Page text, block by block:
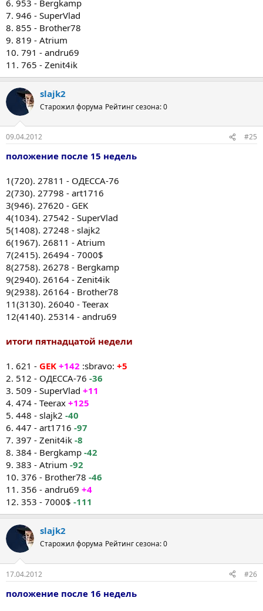
6. 953 - Bergkamp
7. 946 - SuperVlad
8. 855 - Brother78
9. 819 - Atrium
10. 791 - andru69
11. 765 - Zenit4ik
slajk2
Старожил форума Рейтинг сезона: 0
09.04.2012 #25
положение после 15 недель
1(720). 27811 - ОДЕССА-76
2(730). 27798 - art1716
3(946). 27620 - GEK
4(1034). 27542 - SuperVlad
5(1408). 27248 - slajk2
6(1967). 26811 - Atrium
7(2415). 26494 - 7000$
8(2758). 26278 - Bergkamp
9(2940). 26164 - Zenit4ik
9(2938). 26164 - Brother78
11(3130). 26040 - Teerax
12(4140). 25314 - andru69
итоги пятнадцатой недели
1. 621 - GEK +142 :sbravo: +5
2. 512 - ОДЕССА-76 -36
3. 509 - SuperVlad +11
4. 474 - Teerax +125
5. 448 - slajk2 -40
6. 447 - art1716 -97
7. 397 - Zenit4ik -8
8. 384 - Bergkamp -42
9. 383 - Atrium -92
10. 376 - Brother78 -46
11. 356 - andru69 +4
12. 353 - 7000$ -111
slajk2
Старожил форума Рейтинг сезона: 0
17.04.2012 #26
положение после 16 недель